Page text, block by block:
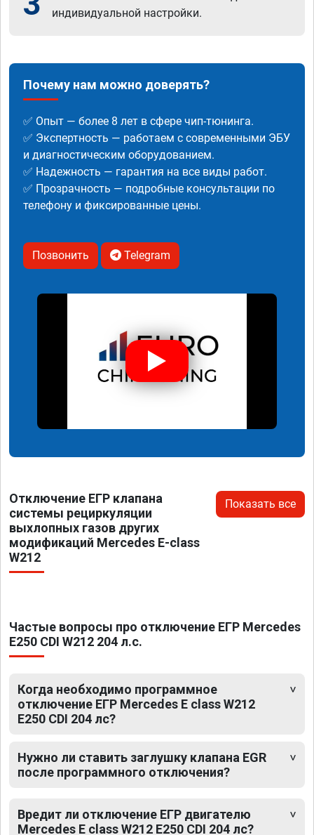
индивидуальной настройки.
Почему нам можно доверять?
✅ Опыт — более 8 лет в сфере чип-тюнинга.
✅ Экспертность — работаем с современными ЭБУ
и диагностическим оборудованием.
✅ Надежность — гарантия на все виды работ.
✅ Прозрачность — подробные консультации по
телефону и фиксированные цены.
Позвонить Telegram
Отключение ЕГР клапана
системы рециркуляции
выхлопных газов других
модификаций Mercedes E-class
W212
Показать все
Частые вопросы про отключение ЕГР Mercedes
E250 CDI W212 204 л.с.
Когда необходимо программное
отключение ЕГР Mercedes E class W212
E250 CDI 204 лс?
Нужно ли ставить заглушку клапана EGR
после программного отключения?
Вредит ли отключение ЕГР двигателю
Mercedes E class W212 E250 CDI 204 лс?